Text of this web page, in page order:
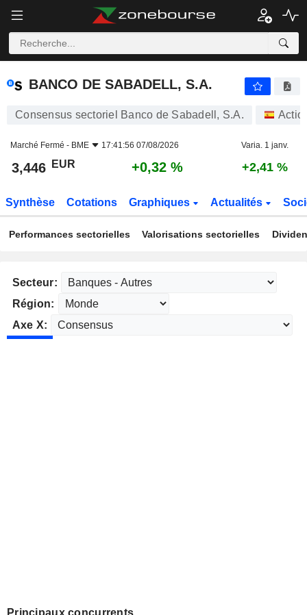
BANCO DE SABADELL, S.A.
BANCO DE SABADELL, S.A.
Consensus sectoriel Banco de Sabadell, S.A.
Marché Fermé - BME 17:41:56 07/08/2026 Varia. 1 janv.
3,446 EUR +0,32 % +2,41 %
Synthèse Cotations Graphiques Actualités
Performances sectorielles Valorisations sectorielles
Secteur:
Région:
Axe X:
Principaux concurrents